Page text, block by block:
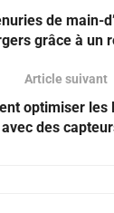
de main-
grâce à un
Article suivant
optimiser les
avec des